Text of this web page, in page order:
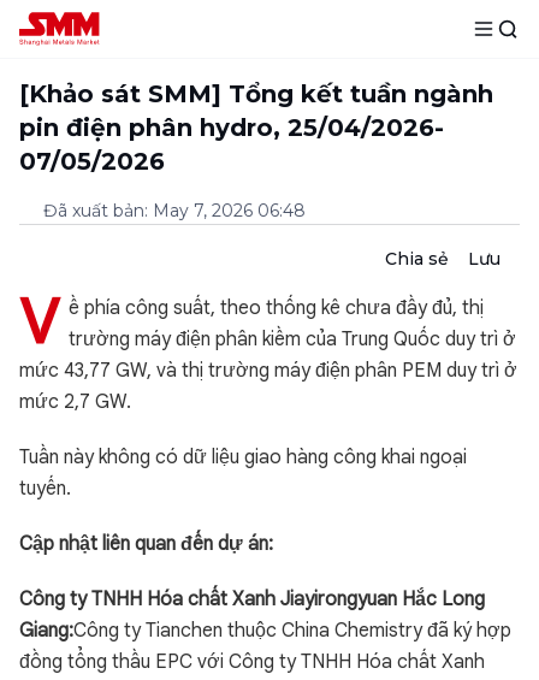
[Khảo sát SMM] Tổng kết tuần ngành
pin điện phân hydro, 25/04/2026-
07/05/2026
Đã xuất bản: May 7, 2026 06:48
Chia sẻ Lưu
V ề phía công suất, theo thống kê chưa đầy đủ, thị
trường máy điện phân kiềm của Trung Quốc duy trì ở
mức 43,77 GW, và thị trường máy điện phân PEM duy trì ở
mức 2,7 GW.
Tuần này không có dữ liệu giao hàng công khai ngoại
tuyến.
Cập nhật liên quan đến dự án:
Công ty TNHH Hóa chất Xanh Jiayirongyuan Hắc Long
Giang:Công ty Tianchen thuộc China Chemistry đã ký hợp
đồng tổng thầu EPC với Công ty TNHH Hóa chất Xanh